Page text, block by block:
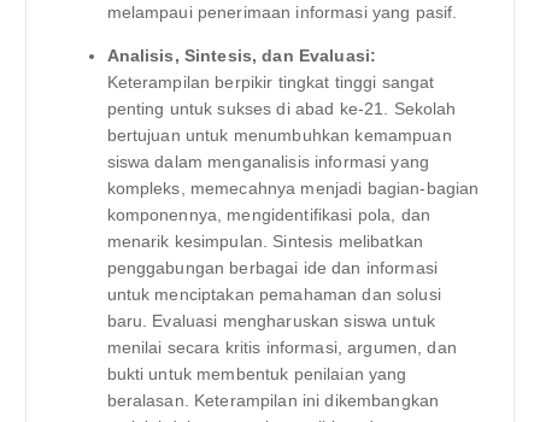
melampaui penerimaan informasi yang pasif.
Analisis, Sintesis, dan Evaluasi:
Keterampilan berpikir tingkat tinggi sangat
penting untuk sukses di abad ke-21. Sekolah
bertujuan untuk menumbuhkan kemampuan
siswa dalam menganalisis informasi yang
kompleks, memecahnya menjadi bagian-bagian
komponennya, mengidentifikasi pola, dan
menarik kesimpulan. Sintesis melibatkan
penggabungan berbagai ide dan informasi
untuk menciptakan pemahaman dan solusi
baru. Evaluasi mengharuskan siswa untuk
menilai secara kritis informasi, argumen, dan
bukti untuk membentuk penilaian yang
beralasan. Keterampilan ini dikembangkan